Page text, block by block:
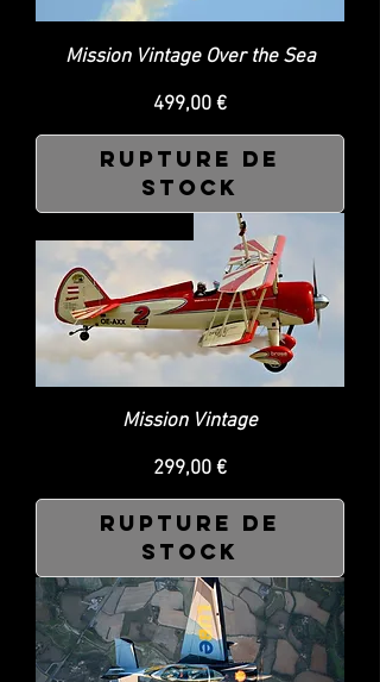
Mission Vintage Over the Sea
Prix
499,00 €
Rupture de
stock
Mission Vintage
Prix
299,00 €
Rupture de
stock